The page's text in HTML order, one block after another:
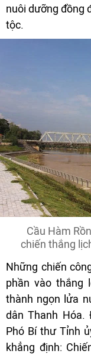
nuôi dưỡng đồng
tộc.
Cầu Hàm
chiến thắng
Những chiến
phần vào thắng
thành ngọn lửa
dân Thanh Hóa.
Phó Bí thư Tỉnh
khẳng định: